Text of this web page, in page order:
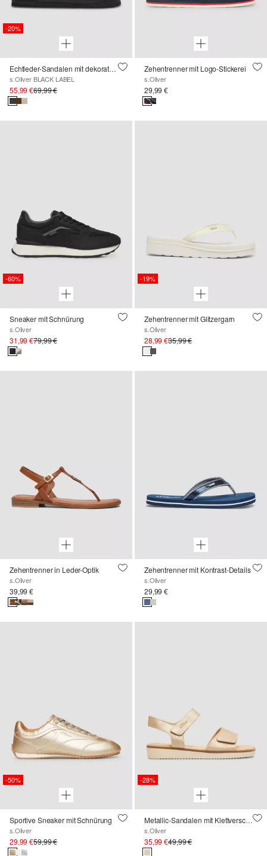
-20%
Echtleder-Sandalen mit dekorativen Details
s.Oliver BLACK LABEL
55,99 €69,99 €
Zehentrenner mit Logo-Stickerei
s.Oliver
29,99 €
-60%
Sneaker mit Schnürung
s.Oliver
31,99 €79,99 €
-19%
Zehentrenner mit Glitzergarn
s.Oliver
28,99 €35,99 €
Zehentrenner in Leder-Optik
s.Oliver
39,99 €
Zehentrenner mit Kontrast-Details
s.Oliver
29,99 €
-50%
Sportive Sneaker mit Schnürung
s.Oliver
29,99 €59,99 €
-28%
Metallic-Sandalen mit Klettverschluss
s.Oliver
35,99 €49,99 €